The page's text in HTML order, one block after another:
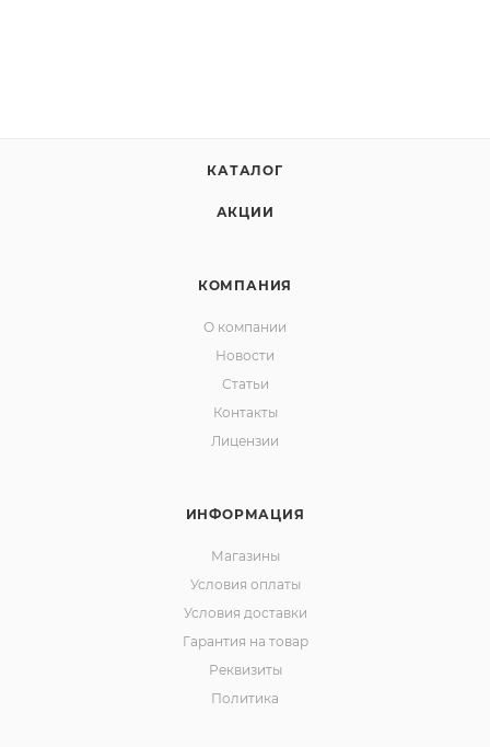
КАТАЛОГ
АКЦИИ
КОМПАНИЯ
О компании
Новости
Статьи
Контакты
Лицензии
ИНФОРМАЦИЯ
Магазины
Условия оплаты
Условия доставки
Гарантия на товар
Реквизиты
Политика